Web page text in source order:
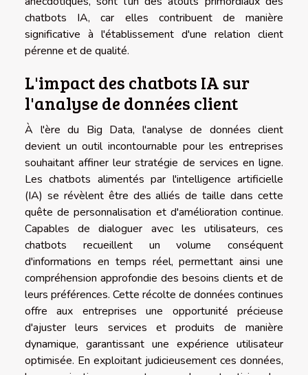
chatbots IA, car elles contribuent de manière
significative à l'établissement d'une relation client
pérenne et de qualité.
L'impact des chatbots IA sur
l'analyse de données client
À l'ère du Big Data, l'analyse de données client
devient un outil incontournable pour les entreprises
souhaitant affiner leur stratégie de services en ligne.
Les chatbots alimentés par l'intelligence artificielle
(IA) se révèlent être des alliés de taille dans cette
quête de personnalisation et d'amélioration continue.
Capables de dialoguer avec les utilisateurs, ces
chatbots recueillent un volume conséquent
d'informations en temps réel, permettant ainsi une
compréhension approfondie des besoins clients et de
leurs préférences. Cette récolte de données continues
offre aux entreprises une opportunité précieuse
d'ajuster leurs services et produits de manière
dynamique, garantissant une expérience utilisateur
optimisée. En exploitant judicieusement ces données,